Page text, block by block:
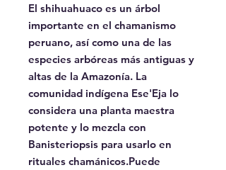
El shihuahuaco es un árbol
importante en el chamanismo
peruano, así como una de las
especies arbóreas más antiguas y
altas de la Amazonía. La
comunidad indígena Ese'Eja lo
considera una planta maestra
potente y lo mezcla con
Banisteriopsis para usarlo en
rituales chamánicos.Puede